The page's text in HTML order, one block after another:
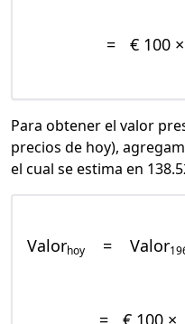
= € 100 ×
Para obtener el valor
precios de hoy),
el cual se estima en
Valorhoy = Valor
= € 100 ×